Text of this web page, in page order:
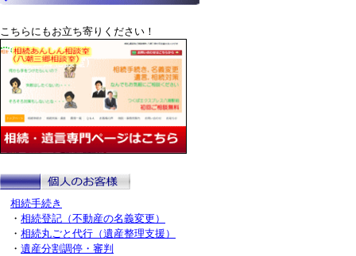
こちらにもお立ち寄りください！
相続手続き
・ 相続登記（不動産の名義変更）
・ 相続丸ごと代行（遺産整理支援）
・ 遺産分割調停・審判